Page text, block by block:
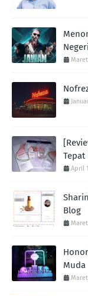
Tepat
April
Blog
Muda